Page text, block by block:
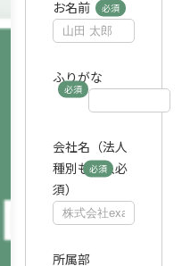
お名前
ふりがな
会社名（法人
種別も記入必
須）
所属部